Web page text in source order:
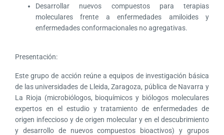
Desarrollar nuevos compuestos para terapias
moleculares frente a enfermedades amiloides y
enfermedades conformacionales no agregativas.
Presentación:
Este grupo de acción reúne a equipos de investigación básica
de las universidades de Lleida, Zaragoza, pública de Navarra y
La Rioja (microbiólogos, bioquímicos y biólogos moleculares
expertos en el estudio y tratamiento de enfermedades de
origen infeccioso y de origen molecular y en el descubrimiento
y desarrollo de nuevos compuestos bioactivos) y grupos